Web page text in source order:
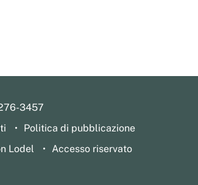
3457
Politica di pubblicazione
Lodel Accesso riservato